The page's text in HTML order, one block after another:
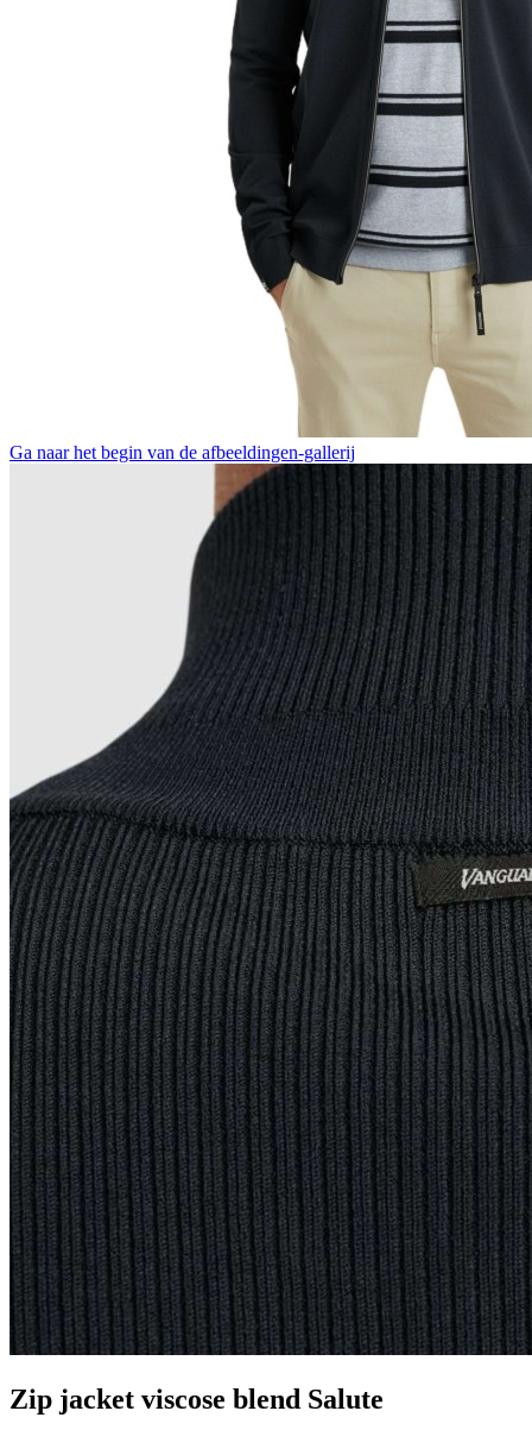
Ga naar het begin van de afbeeldingen-gallerij
Zip jacket viscose blend Salute